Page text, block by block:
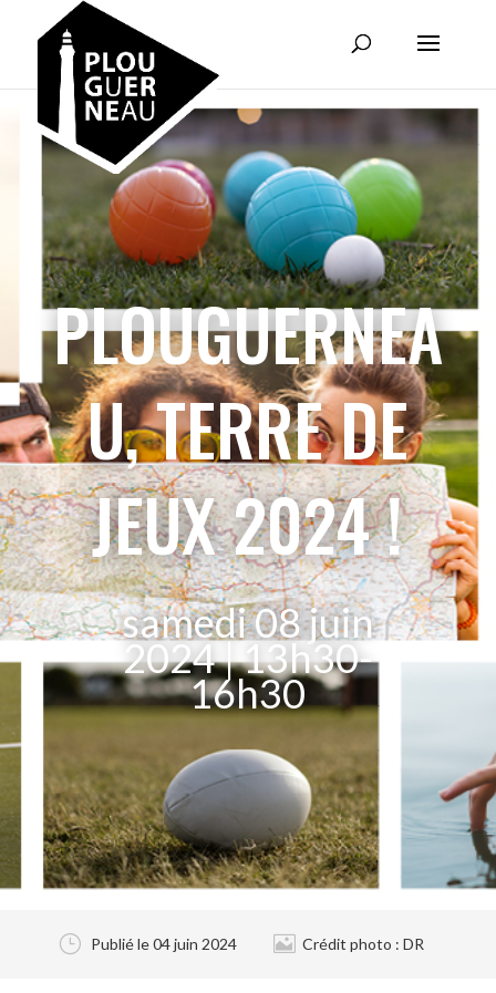
PLOUGUERNEA
U, TERRE DE
JEUX 2024 !
samedi 08 juin
2024 | 13h30-
16h30
}Publié le 04 juin 2024  Crédit photo : DR